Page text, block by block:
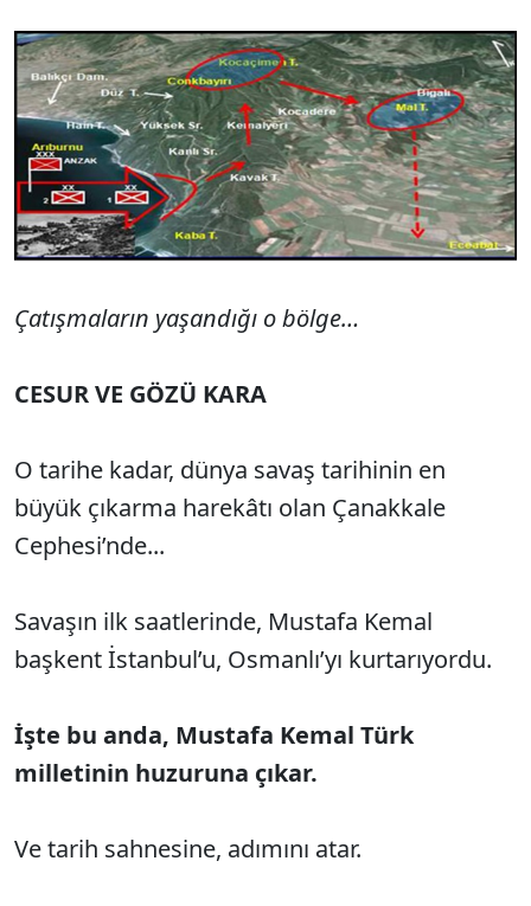
Çatışmaların yaşandığı o bölge…
CESUR VE GÖZÜ KARA
O tarihe kadar, dünya savaş tarihinin en
büyük çıkarma harekâtı olan Çanakkale
Cephesi’nde...
Savaşın ilk saatlerinde, Mustafa Kemal
başkent İstanbul’u, Osmanlı’yı kurtarıyordu.
İşte bu anda, Mustafa Kemal Türk
milletinin huzuruna çıkar.
Ve tarih sahnesine, adımını atar.